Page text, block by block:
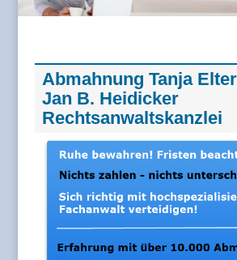
Abmahnung Tanja
Jan B. Heidicker
Rechtsanwaltskanzlei